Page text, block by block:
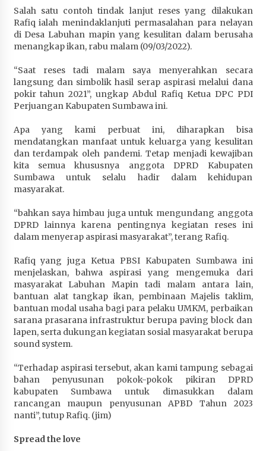
Salah satu contoh tindak lanjut reses yang dilakukan
Rafiq ialah menindaklanjuti permasalahan para nelayan
di Desa Labuhan mapin yang kesulitan dalam berusaha
menangkap ikan, rabu malam (09/03/2022).
“Saat reses tadi malam saya menyerahkan secara
langsung dan simbolik hasil serap aspirasi melalui dana
pokir tahun 2021”, ungkap Abdul Rafiq Ketua DPC PDI
Perjuangan Kabupaten Sumbawa ini.
Apa yang kami perbuat ini, diharapkan bisa
mendatangkan manfaat untuk keluarga yang kesulitan
dan terdampak oleh pandemi. Tetap menjadi kewajiban
kita semua khususnya anggota DPRD Kabupaten
Sumbawa untuk selalu hadir dalam kehidupan
masyarakat.
“bahkan saya himbau juga untuk mengundang anggota
DPRD lainnya karena pentingnya kegiatan reses ini
dalam menyerap aspirasi masyarakat”, terang Rafiq.
Rafiq yang juga Ketua PBSI Kabupaten Sumbawa ini
menjelaskan, bahwa aspirasi yang mengemuka dari
masyarakat Labuhan Mapin tadi malam antara lain,
bantuan alat tangkap ikan, pembinaan Majelis taklim,
bantuan modal usaha bagi para pelaku UMKM, perbaikan
sarana prasarana infrastruktur berupa paving block dan
lapen, serta dukungan kegiatan sosial masyarakat berupa
sound system.
“Terhadap aspirasi tersebut, akan kami tampung sebagai
bahan penyusunan pokok-pokok pikiran DPRD
kabupaten Sumbawa untuk dimasukkan dalam
rancangan maupun penyusunan APBD Tahun 2023
nanti”, tutup Rafiq. (jim)
Spread the love